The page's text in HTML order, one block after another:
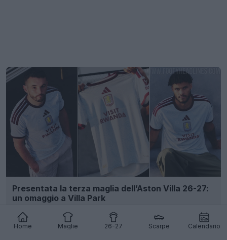
Home Maglie 26-27 Scarpe Calendario
Presentata la terza maglia dell’Aston Villa 26-27:
un omaggio a Villa Park